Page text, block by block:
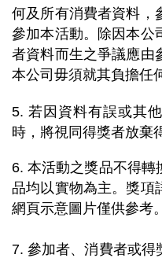
何及所有消費者資料，
參加本活動。除因本公
者資料而生之爭議應由
本公司毋須就其負擔任
5. 若因資料有誤或其
時，將視同得獎者放棄
6. 本活動之獎品不得轉
品均以實物為主。獎項
網頁示意圖片僅供參考。
7. 參加者、消費者或